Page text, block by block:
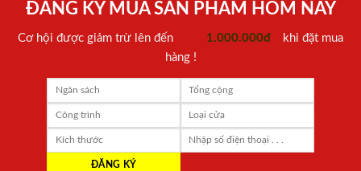
ĐĂNG KÝ MUA SẢN PHẨM HÔM NAY
Cơ hội được giảm trừ lên đến 1.000.000đ
khi đặt mua
hàng !